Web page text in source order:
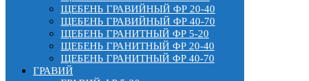
ЩЕБЕНЬ ГРАВИЙНЫЙ ФР 20-40
ЩЕБЕНЬ ГРАВИЙНЫЙ ФР 40-70
ЩЕБЕНЬ ГРАНИТНЫЙ ФР 5-20
ЩЕБЕНЬ ГРАНИТНЫЙ ФР 20-40
ЩЕБЕНЬ ГРАНИТНЫЙ ФР 40-70
ГРАВИЙ